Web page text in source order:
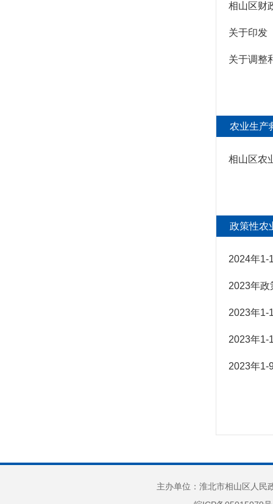
相山区财
关于印发
关于调整
农业生产
相山区农
政策性农
2024年1-
2023年政
2023年1-
2023年1-
2023年1-
主办单位：淮北市相山区人